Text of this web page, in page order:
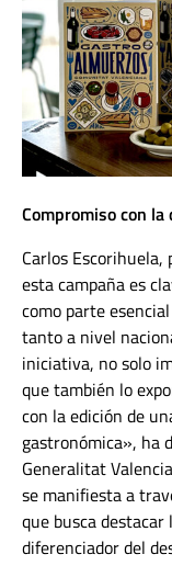
Compromiso con
Carlos
esta campaña es
como parte
tanto a nivel
iniciativa, no solo
que también lo
con la edición de
gastronómica», ha
Generalitat
se manifiesta a
que busca
diferenciador del